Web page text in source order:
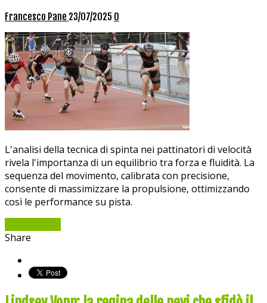
Francesco Pane 23/07/2025 0
L'analisi della tecnica di spinta nei pattinatori di velocità
rivela l'importanza di un equilibrio tra forza e fluidità. La
sequenza del movimento, calibrata con precisione,
consente di massimizzare la propulsione, ottimizzando
così le performance su pista.
Share